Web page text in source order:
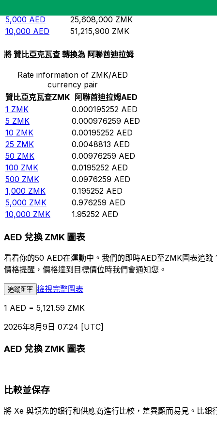
5,000 AED 25,608,000 ZMK
10,000 AED 51,215,900 ZMK
將 贊比亞克瓦查 轉換為 阿聯酋迪拉姆
Rate information of ZMK/AED
currency pair
贊比亞克瓦查ZMK 阿聯酋迪拉姆AED
1 ZMK 0.000195252 AED
5 ZMK 0.000976259 AED
10 ZMK 0.00195252 AED
25 ZMK 0.0048813 AED
50 ZMK 0.00976259 AED
100 ZMK 0.0195252 AED
500 ZMK 0.0976259 AED
1,000 ZMK 0.195252 AED
5,000 ZMK 0.976259 AED
10,000 ZMK 1.95252 AED
AED 兌換 ZMK 圖表
看看你的50 AED在運動中。我們的即時AED至ZMK圖表追
價格提醒，價格達到目標價位時我們會通知您。
追蹤匯率 檢視完整圖表
1 AED = 5,121.59 ZMK
2026年8月9日 07:24 [UTC]
AED 兌換 ZMK 圖表
比較並保存
將 Xe 與領先的銀行和供應商進行比較，差異顯而易見。比